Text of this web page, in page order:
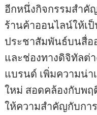
อีกหนึ่งกิจกรรมสำคั
ร้านค้าออนไลน์ให้เ
ประชาสัมพันธ์บนสื่อ
และช่องทางดิจิทัลต่
แบรนด์ เพิ่มความน่
ใหม่ สอดคล้องกับพ
ให้ความสำคัญกับกา